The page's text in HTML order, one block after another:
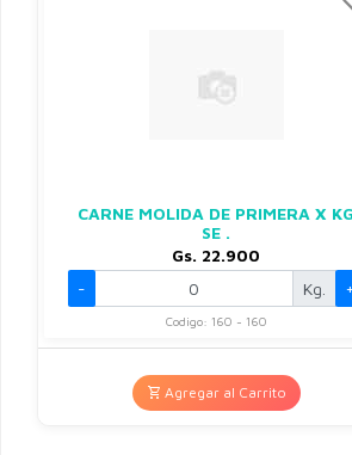
CARNE MOLIDA DE PRIMERA X KG
SE .
Gs. 22.900
-
Kg. +
Codigo: 160 - 160
Agregar al Carrito